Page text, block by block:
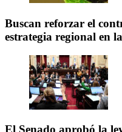
Buscan reforzar el
estrategia regional en